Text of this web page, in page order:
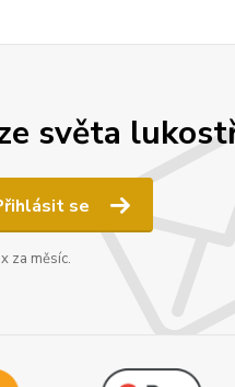
světa
se
za měsíc.